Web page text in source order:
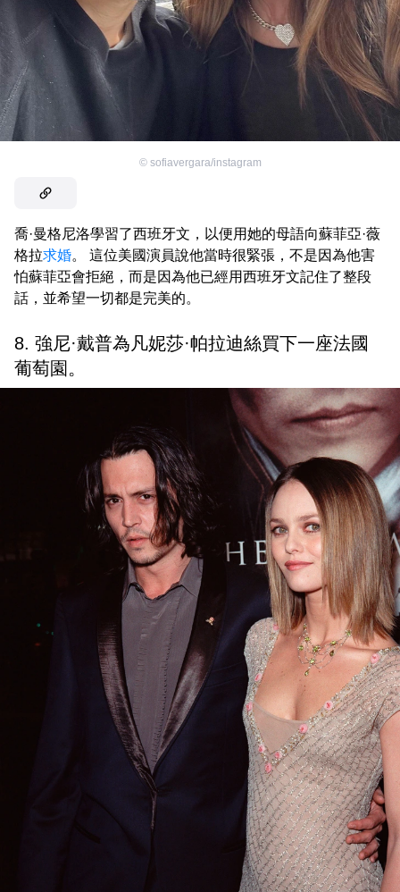
© sofiavergara/instagram
喬·曼格尼洛學習了西班牙文，以便用她的母語向蘇菲亞·薇
格拉求婚。 這位美國演員說他當時很緊張，不是因為他害
怕蘇菲亞會拒絕，而是因為他已經用西班牙文記住了整段
話，並希望一切都是完美的。
8. 強尼·戴普為凡妮莎·帕拉迪絲買下一座法國
葡萄園。